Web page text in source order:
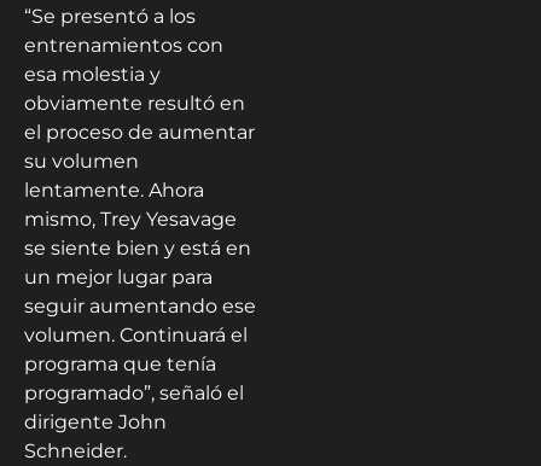
“Se presentó a los
entrenamientos con
esa molestia y
obviamente resultó en
el proceso de aumentar
su volumen
lentamente. Ahora
mismo, Trey Yesavage
se siente bien y está en
un mejor lugar para
seguir aumentando ese
volumen. Continuará el
programa que tenía
programado”, señaló el
dirigente John
Schneider.